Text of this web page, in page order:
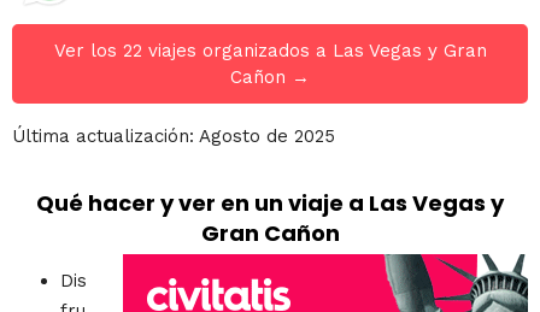
Ver los 22 viajes organizados a Las Vegas y Gran
Cañon →
Última actualización: Agosto de 2025
Qué hacer y ver en un viaje a Las Vegas y
Gran Cañon
Dis